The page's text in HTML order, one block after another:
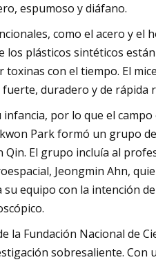
espumoso y diáfano.
como el acero y
plásticos sintéticos
con el tiempo. El
duradero y de rápida
por lo que el
Park formó un grupo
El grupo incluía al
Jeongmin Ahn,
su equipo con la intención
la Fundación Nacional de
sobresaliente. Con